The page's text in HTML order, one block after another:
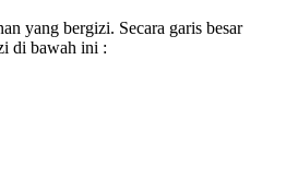
yang bergizi. Secara garis besar
di bawah ini :